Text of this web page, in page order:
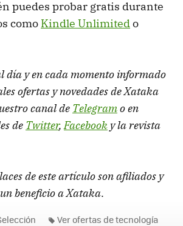
puedes probar gratis durante
como Kindle Unlimitedo
día y en cada momento informado
ofertas y novedades de Xataka
canal de Telegramo en
de Twitter,Facebook y la revista
de este artículo son afiliados y
beneficio a Xataka.
Ver ofertas de tecnología